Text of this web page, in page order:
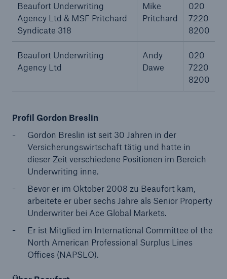
Beaufort Underwriting
Agency Ltd & MSF Pritchard
Syndicate 318
Mike
Pritchard
020
7220
Beaufort Underwriting
Agency Ltd
Andy
Dawe
020
7220
8200
Profil Gordon Breslin
Gordon Breslin ist seit 30 Jahren in der
Versicherungswirtschaft tätig und hatte in
dieser Zeit verschiedene Positionen im Bereich
Underwriting inne.
Bevor er im Oktober 2008 zu Beaufort kam,
arbeitete er über sechs Jahre als Senior Property
Underwriter bei Ace Global Markets.
Er ist Mitglied im International Committee of the
North American Professional Surplus Lines
Offices (NAPSLO).
Sachdeckung durch einen leistungsfähigen
Rückversicherungspartner
Fakten
CLARA reduziert die Wartezeit bis zur
Leistungsentscheidung in der BU-
Versicherung bis zu